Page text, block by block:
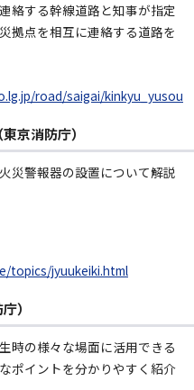
絡する幹線道路と知事が指定
拠点を相互に連絡する道路を
road/saigai/kinkyu_yusou
京消防庁）
災警報器の設置について解説
topics/jyuukeiki.html
）
時の様々な場面に活用できる
ポイントを分かりやすく紹介